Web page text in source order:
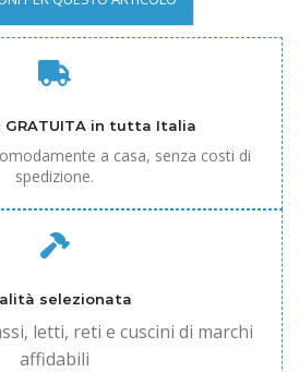
GRATUITA in tutta Italia
a casa, senza costi di
spedizione.
selezionata
letti, reti e cuscini di marchi
affidabili